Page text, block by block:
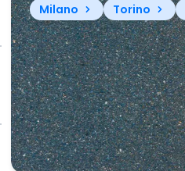
Milano Torino